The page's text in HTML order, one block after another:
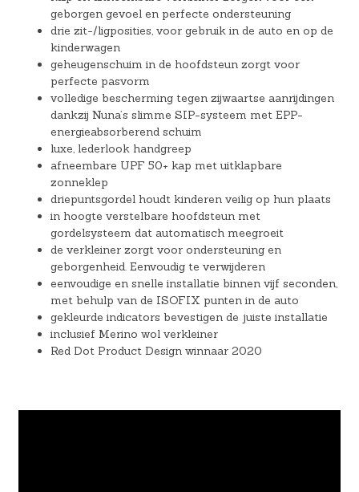
geborgen gevoel en perfecte ondersteuning
drie zit-/ligposities, voor gebruik in de auto en op de
kinderwagen
geheugenschuim in de hoofdsteun zorgt voor
perfecte pasvorm
volledige bescherming tegen zijwaartse aanrijdingen
dankzij Nuna’s slimme SIP-systeem met EPP-
energieabsorberend schuim
luxe, lederlook handgreep
afneembare UPF 50+ kap met uitklapbare
zonneklep
driepuntsgordel houdt kinderen veilig op hun plaats
in hoogte verstelbare hoofdsteun met
gordelsysteem dat automatisch meegroeit
de verkleiner zorgt voor ondersteuning en
geborgenheid. Eenvoudig te verwijderen
eenvoudige en snelle installatie binnen vijf seconden,
met behulp van de ISOFIX punten in de auto
gekleurde indicators bevestigen de juiste installatie
inclusief Merino wol verkleiner
Red Dot Product Design winnaar 2020